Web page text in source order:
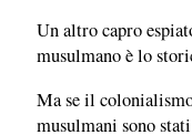
Un altro capro
musulmano è lo
Ma se il
musulmani sono